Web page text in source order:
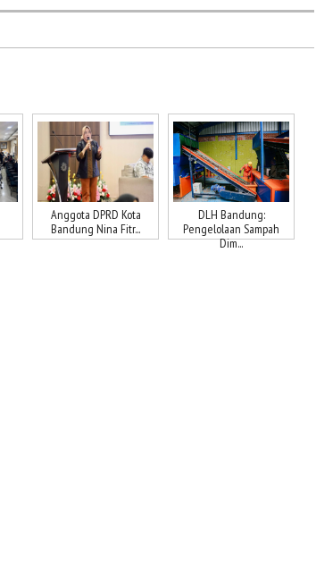
Anggota DPRD Kota
Bandung Nina Fitr...
DLH Bandung:
Pengelolaan Sampah
Dim...